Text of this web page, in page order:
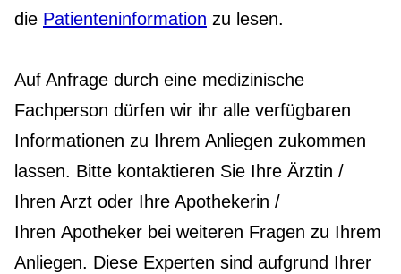
die Patienteninformation zu lesen.
Auf Anfrage durch eine medizinische
Fachperson dürfen wir ihr alle verfügbaren
Informationen zu Ihrem Anliegen zukommen
lassen. Bitte kontaktieren Sie Ihre Ärztin /
Ihren Arzt oder Ihre Apothekerin /
Ihren Apotheker bei weiteren Fragen zu Ihrem
Anliegen. Diese Experten sind aufgrund Ihrer